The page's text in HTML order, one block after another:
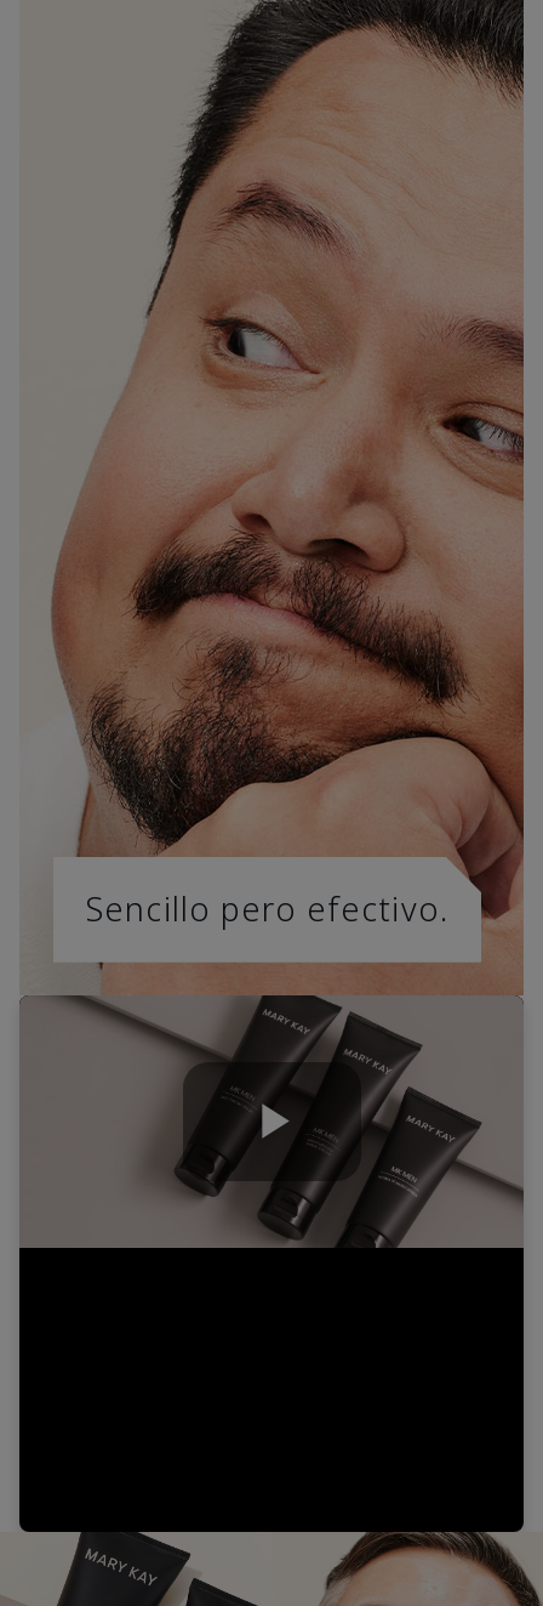
Sencillo pero efectivo.
Play